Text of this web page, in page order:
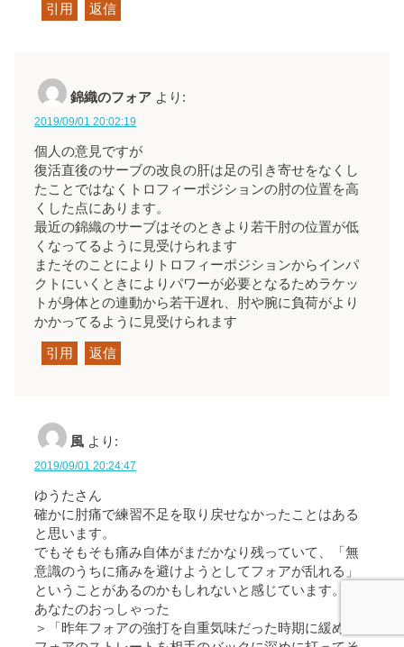
引用 返信
錦織のフォア より:
2019/09/01 20:02:19
個人の意見ですが
復活直後のサーブの改良の肝は足の引き寄せをなくし
たことではなくトロフィーポジションの肘の位置を高
くした点にあります。
最近の錦織のサーブはそのときより若干肘の位置が低
くなってるように見受けられます
またそのことによりトロフィーポジションからインパ
クトにいくときによりパワーが必要となるためラケッ
トが身体との連動から若干遅れ、肘や腕に負荷がより
かかってるように見受けられます
引用 返信
風 より:
2019/09/01 20:24:47
ゆうたさん
確かに肘痛で練習不足を取り戻せなかったことはある
と思います。
でもそもそも痛み自体がまだかなり残っていて、「無
意識のうちに痛みを避けようとしてフォアが乱れる」
ということがあるのかもしれないと感じています。
あなたのおっしゃった
＞「昨年フォアの強打を自重気味だった時期に緩めの